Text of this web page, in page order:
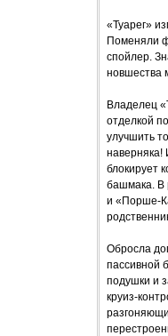
«Туарег»
Поменяли
спойлер.
новшества
Владелец
отделкой
улучшить
наверняка!
блокирует
башмака. В
и «Порше-
Обросла
пассивной
подушки и
круиз-